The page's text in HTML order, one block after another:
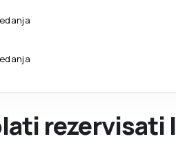
rezervisati